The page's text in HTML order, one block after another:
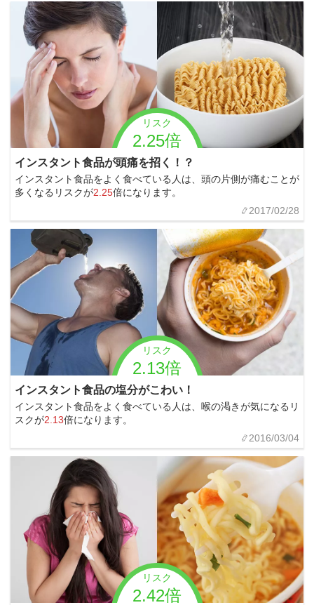
リスク
2.25倍
インスタント食品が頭痛を招く！？
インスタント食品をよく食べている人は、頭の片側が痛むことが
多くなるリスクが2.25倍になります。
2017/02/28
リスク
2.13倍
インスタント食品の塩分がこわい！
インスタント食品をよく食べている人は、喉の渇きが気になるリ
スクが2.13倍になります。
2016/03/04
リスク
2.42倍